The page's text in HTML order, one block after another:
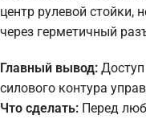
центр рулевой
через герметичный
Главный вывод:
силового контура
Что сделать: Перед